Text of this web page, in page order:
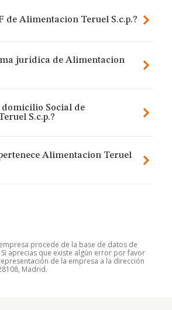
de Alimentacion Teruel S.c.p.?
jurídica de Alimentacion
domicilio Social de
S.c.p.?
Alimentacion Teruel
procede de la base de datos de
Si aprecias que existe algún error por favor
de la empresa a la dirección
Madrid.